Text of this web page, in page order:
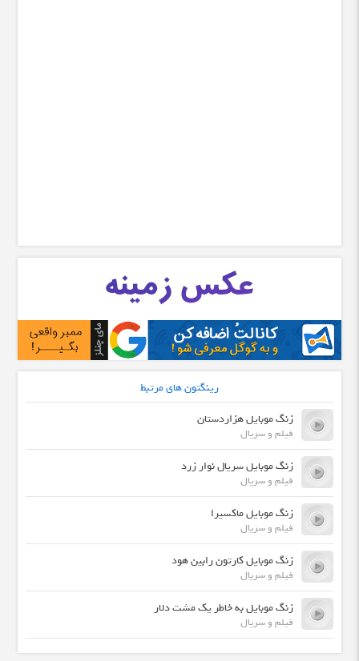
رینگتون های مرتبط
زنگ موبایل هزاردستان
فیلم و سریال
زنگ موبایل سریال نوار زرد
فیلم و سریال
زنگ موبایل ماکسیرا
فیلم و سریال
زنگ موبایل کارتون رابین هود
فیلم و سریال
زنگ موبایل به خاطر یک مشت دلار
فیلم و سریال